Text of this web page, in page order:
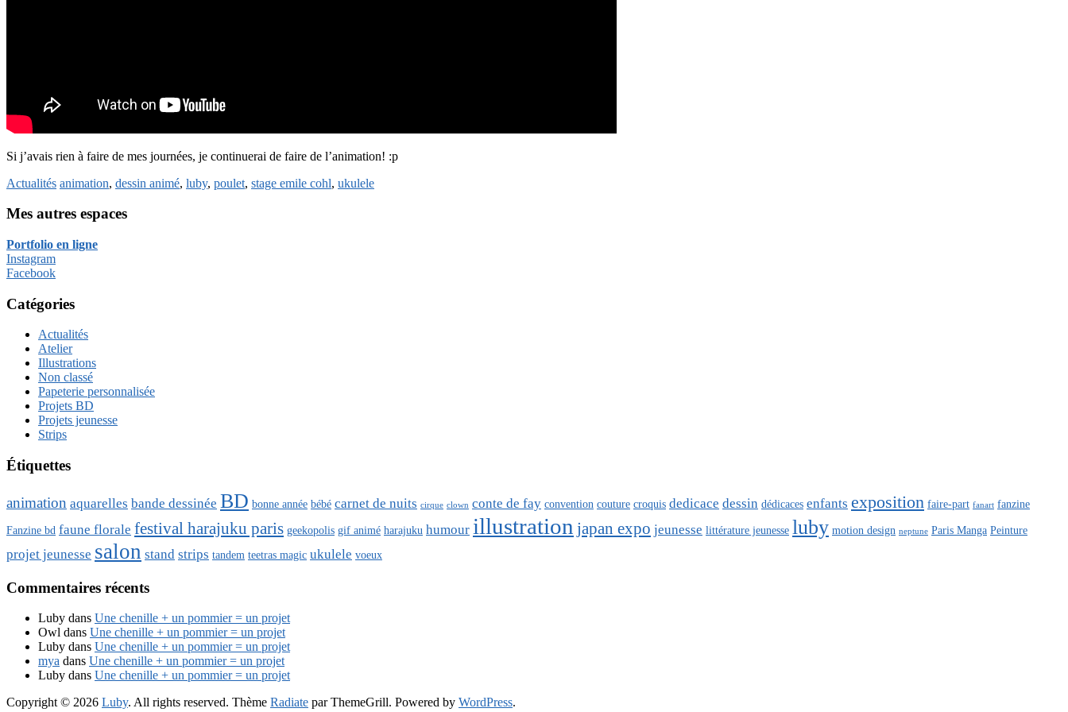
Si j’avais rien à faire de mes journées, je continuerai de faire de l’animation! :p
Actualités animation, dessin animé, luby, poulet, stage emile cohl, ukulele
Mes autres espaces
Portfolio en ligne
Instagram
Facebook
Catégories
Actualités
Atelier
Illustrations
Non classé
Papeterie personnalisée
Projets BD
Projets jeunesse
Strips
Étiquettes
animation aquarelles bande dessinée BD bonne année bébé carnet de nuits cirque clown conte de fay convention couture croquis dedicace dessin dédicaces enfants exposition faire-part fanart fanzine
Fanzine bd faune florale festival harajuku paris geekopolis gif animé harajuku humour illustration japan expo jeunesse littérature jeunesse luby motion design neptune Paris Manga Peinture
projet jeunesse salon stand strips tandem teetras magic ukulele voeux
Commentaires récents
Luby dans Une chenille + un pommier = un projet
Owl dans Une chenille + un pommier = un projet
Luby dans Une chenille + un pommier = un projet
mya dans Une chenille + un pommier = un projet
Luby dans Une chenille + un pommier = un projet
Copyright © 2026 Luby. All rights reserved. Thème Radiate par ThemeGrill. Powered by WordPress.